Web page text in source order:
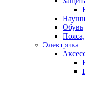
Обувь
Электрика